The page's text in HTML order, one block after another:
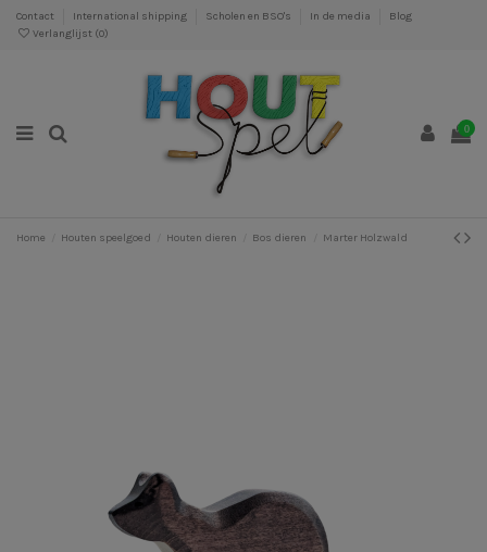
Contact International shipping Scholen en BSO's In de media
Blog
Verlanglijst (0)
0
Home Houten speelgoed Houten dieren Bos dieren Marter Holzwald